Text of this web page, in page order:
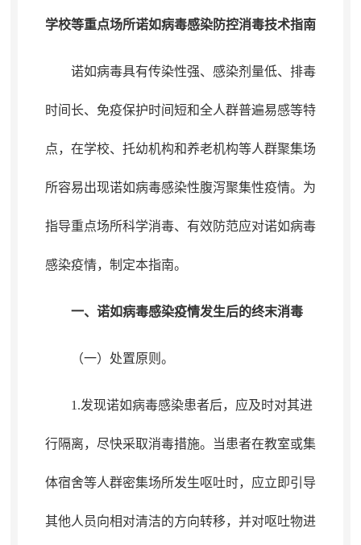
学校等重点场所诺如病毒感染防控消毒技术指南
诺如病毒具有传染性强、感染剂量低、排毒
时间长、免疫保护时间短和全人群普遍易感等特
点， 在学校、托幼机构和养老机构等人群聚集场
所容易出现诺如病毒感染性腹泻聚集性疫情。为
指导重点场所科学消毒、有效防范应对诺如病毒
感染疫情， 制定本指南。
一、诺如病毒感染疫情发生后的终末消毒
（一）处置原则 。
1.发现诺如病毒感染患者后， 应及时对其进
行隔离，尽快采取消毒措施。 当患者在教室或集
体宿舍等人群密集场所发生呕吐时，应立即引导
其他人员向相对清洁的方向转移， 并对呕吐物进